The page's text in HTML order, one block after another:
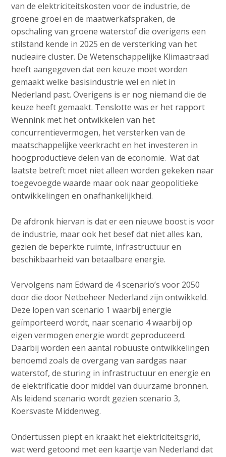
van de elektriciteitskosten voor de industrie, de
groene groei en de maatwerkafspraken, de
opschaling van groene waterstof die overigens een
stilstand kende in 2025 en de versterking van het
nucleaire cluster. De Wetenschappelijke Klimaatraad
heeft aangegeven dat een keuze moet worden
gemaakt welke basisindustrie wel en niet in
Nederland past. Overigens is er nog niemand die de
keuze heeft gemaakt. Tenslotte was er het rapport
Wennink met het ontwikkelen van het
concurrentievermogen, het versterken van de
maatschappelijke veerkracht en het investeren in
hoogproductieve delen van de economie. Wat dat
laatste betreft moet niet alleen worden gekeken naar
toegevoegde waarde maar ook naar geopolitieke
ontwikkelingen en onafhankelijkheid.
De afdronk hiervan is dat er een nieuwe boost is voor
de industrie, maar ook het besef dat niet alles kan,
gezien de beperkte ruimte, infrastructuur en
beschikbaarheid van betaalbare energie.
Vervolgens nam Edward de 4 scenario’s voor 2050
door die door Netbeheer Nederland zijn ontwikkeld.
Deze lopen van scenario 1 waarbij energie
geïmporteerd wordt, naar scenario 4 waarbij op
eigen vermogen energie wordt geproduceerd.
Daarbij worden een aantal robuuste ontwikkelingen
benoemd zoals de overgang van aardgas naar
waterstof, de sturing in infrastructuur en energie en
de elektrificatie door middel van duurzame bronnen.
Als leidend scenario wordt gezien scenario 3,
Koersvaste Middenweg.
Ondertussen piept en kraakt het elektriciteitsgrid,
wat werd getoond met een kaartje van Nederland dat